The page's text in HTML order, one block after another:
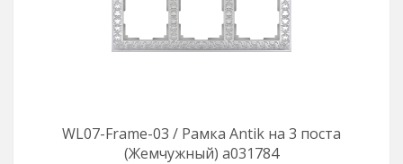
WL07-Frame-03 / Рамка Antik на 3 поста
(Жемчужный) a031784